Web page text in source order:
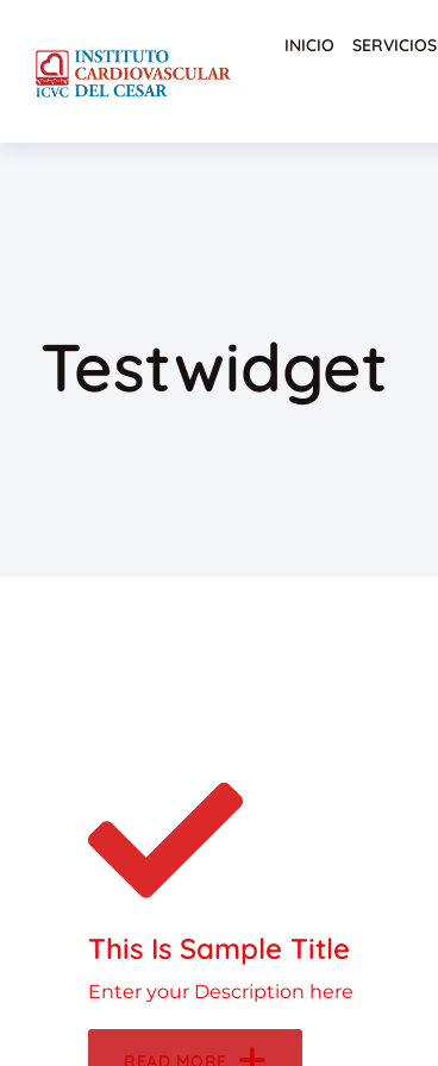
INICIO SERVICIOS
Testwidget
This Is Sample Title
Enter your Description here
READ MORE